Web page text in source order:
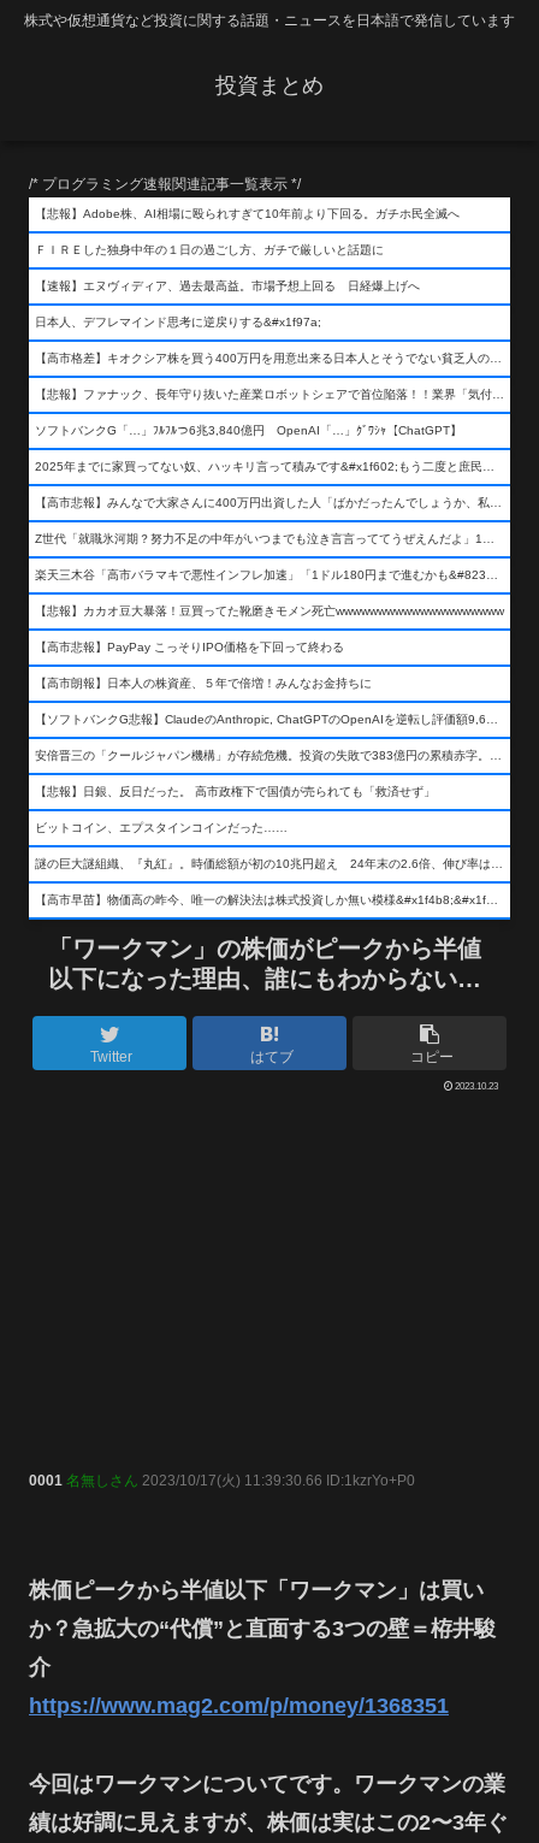
株式や仮想通貨など投資に関する話題・ニュースを日本語で発信しています
投資まとめ
/* プログラミング速報関連記事一覧表示 */
【悲報】Adobe株、AI相場に殴られすぎて10年前より下回る。ガチホ民全滅へ
ＦＩＲＥした独身中年の１日の過ごし方、ガチで厳しいと話題に
【速報】エヌヴィディア、過去最高益。市場予想上回る 日経爆上げへ
日本人、デフレマインド思考に逆戻りする&#x1f97a;
【高市格差】キオクシア株を買う400万円を用意出来る日本人とそうでない貧乏人の差が超広まるって事よ
【悲報】ファナック、長年守り抜いた産業ロボットシェアで首位陥落！！業界「気付いたら一気に抜かれていた…」
ソフトバンクG「…」ﾌﾙﾌﾙつ6兆3,840億円 OpenAI「…」ｸﾞﾜｼｬ【ChatGPT】
2025年までに家買ってない奴、ハッキリ言って積みです&#x1f602;もう二度と庶民が買える値段になりません&#x1f602;&#x1f602;&#x1f602;
【高市悲報】みんなで大家さんに400万円出資した人「ばかだったんでしょうか、私は&#x1f622;」
Z世代「就職氷河期？努力不足の中年がいつまでも泣き言言っててうぜえんだよ」1万いいね
楽天三木谷「高市バラマキで悪性インフレ加速」「1ドル180円まで進むかも&#8230;もう看過できない」
【悲報】カカオ豆大暴落！豆買ってた靴磨きモメン死亡wwwwwwwwwwwwwwwwwwww
【高市悲報】PayPay こっそりIPO価格を下回って終わる
【高市朗報】日本人の株資産、５年で倍増！みんなお金持ちに
【ソフトバンクG悲報】ClaudeのAnthropic, ChatGPTのOpenAIを逆転し評価額9,650億ドル (約154兆円) の世界一価値あるAI企業に……
安倍晋三の「クールジャパン機構」が存続危機。投資の失敗で383億円の累積赤字。2025年度決算も大赤字の可能性。責任の所在はウヤムヤ
【悲報】日銀、反日だった。 高市政権下で国債が売られても「救済せず」
ビットコイン、エプスタインコインだった……
謎の巨大謎組織、『丸紅』。時価総額が初の10兆円超え 24年末の2.6倍、伸び率は謎組織首位
【高市早苗】物価高の昨今、唯一の解決法は株式投資しか無い模様&#x1f4b8;&#x1f4b8;&#x1f4b8;
「ワークマン」の株価がピークから半値
以下になった理由、誰にもわからない…
Twitter はてブ コピー
2023.10.23
0001 名無しさん 2023/10/17(火) 11:39:30.66 ID:1kzrYo+P0
株価ピークから半値以下「ワークマン」は買い
か？急拡大の“代償”と直面する3つの壁＝栫井駿
介
https://www.mag2.com/p/money/1368351
今回はワークマンについてです。ワークマンの業
績は好調に見えますが、株価は実はこの2〜3年ぐ